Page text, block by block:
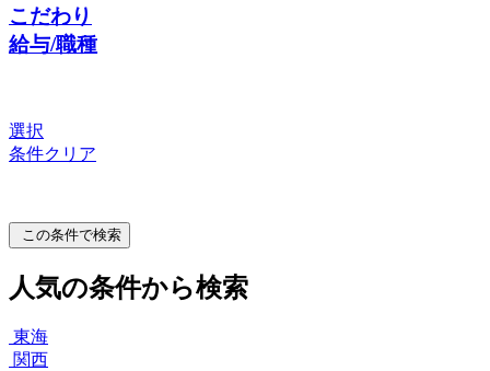
こだわり
給与/職種
選択
条件クリア
この条件で検索
人気の条件から検索
東海
関西